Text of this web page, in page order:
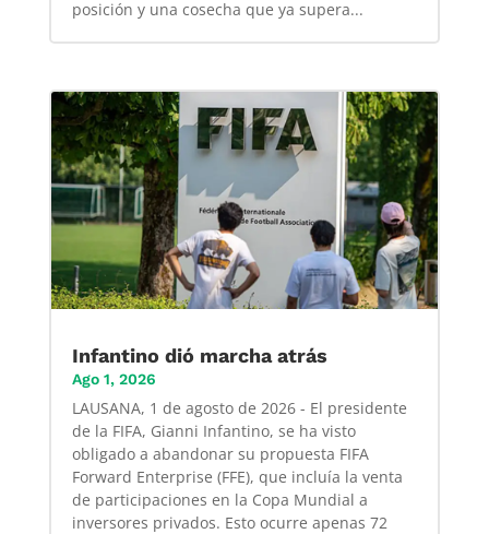
posición y una cosecha que ya supera...
Infantino dió marcha atrás
Ago 1, 2026
LAUSANA, 1 de agosto de 2026 - El presidente
de la FIFA, Gianni Infantino, se ha visto
obligado a abandonar su propuesta FIFA
Forward Enterprise (FFE), que incluía la venta
de participaciones en la Copa Mundial a
inversores privados. Esto ocurre apenas 72